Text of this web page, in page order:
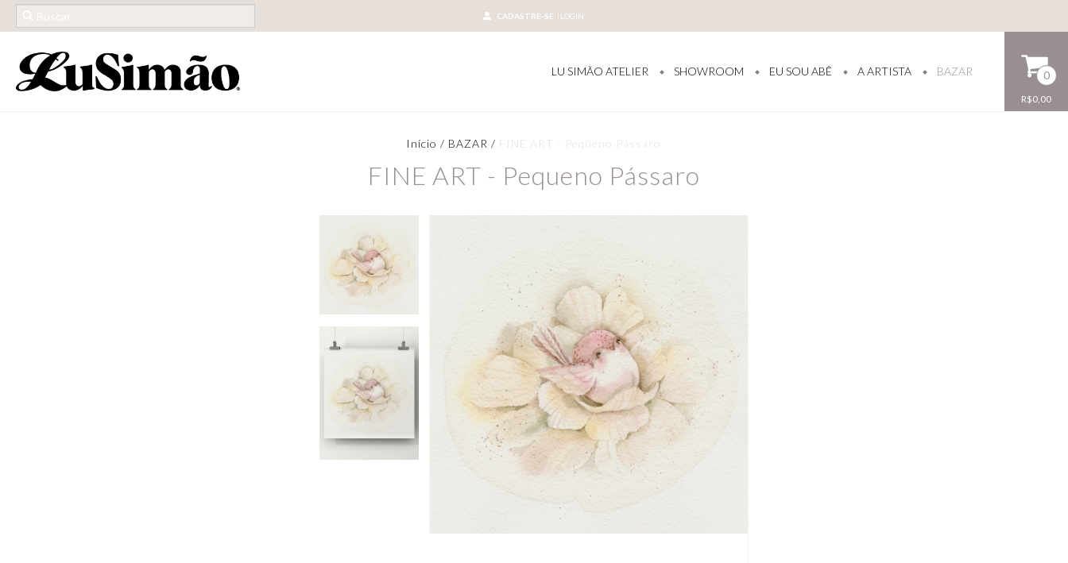
CADASTRE-SE LOGIN
LU SIMÃO ATELIER SHOWROOM EU SOU ABÊ A ARTISTA BAZAR 0
R$0,00
Início / BAZAR / FINE ART - Pequeno Pássaro
FINE ART - Pequeno Pássaro